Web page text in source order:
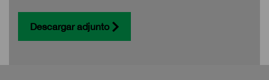
Descargar adjunto